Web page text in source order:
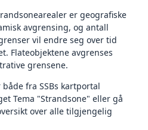
er geografiske
avgrensing, og antall
vil endre seg over tid
Flateobjektene avgrenses
grensene.
fra SSBs kartportal
Tema "Strandsone" eller gå
over alle tilgjengelig